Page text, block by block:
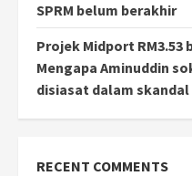
SPRM belum berakhir
Projek Midport
Mengapa Aminuddin
disiasat dalam skandal
RECENT COMMENTS